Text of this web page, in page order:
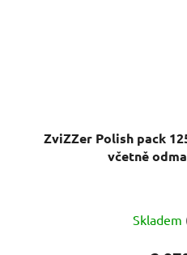
ZviZZer Polish pack
včetně
Skladem